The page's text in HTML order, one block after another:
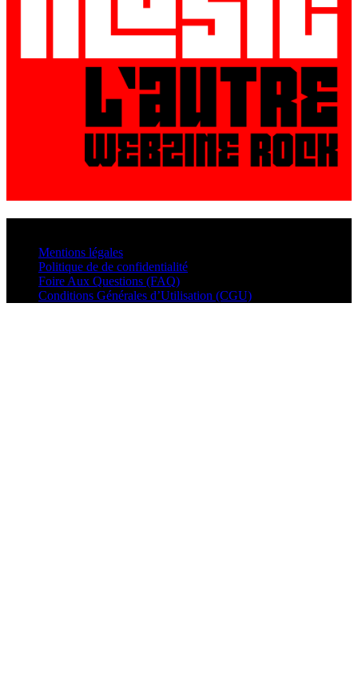
Mentions légales
Politique de de confidentialité
Foire Aux Questions (FAQ)
Conditions Générales d’Utilisation (CGU)